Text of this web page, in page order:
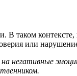
или
негативные